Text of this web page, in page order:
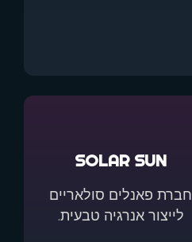
SOLAR SUN
חברת פאנלים סולאריים
לייצור אנרגיה טבעית.